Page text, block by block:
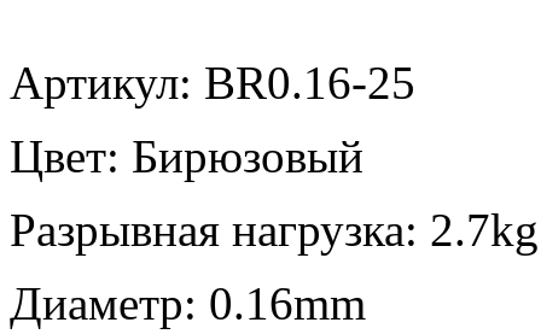
Артикул: BR0.16-25
Цвет: Бирюзовый
Разрывная нагрузка: 2.7kg
Диаметр: 0.16mm